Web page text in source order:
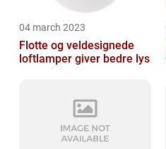
04 march 2023
Flotte og veldesignede
loftlamper giver bedre lys